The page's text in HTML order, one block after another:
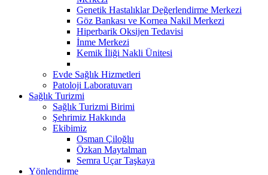
Genetik Hastalıklar Değerlendirme Merkezi
Göz Bankası ve Kornea Nakil Merkezi
Hiperbarik Oksijen Tedavisi
İnme Merkezi
Kemik İliği Nakli Ünitesi
Evde Sağlık Hizmetleri
Patoloji Laboratuvarı
Sağlık Turizmi
Sağlık Turizmi Birimi
Şehrimiz Hakkında
Ekibimiz
Osman Çiloğlu
Özkan Maytalman
Semra Uçar Taşkaya
Yönlendirme